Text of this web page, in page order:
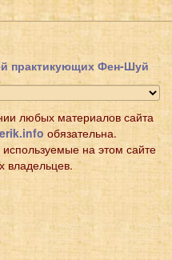
практикующих Фен-Шуй
любых материалов сайта
обязательна.
на этом сайте
владельцев.